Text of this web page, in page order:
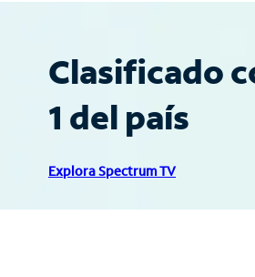
Clasificado
1 del país
Explora Spectrum TV